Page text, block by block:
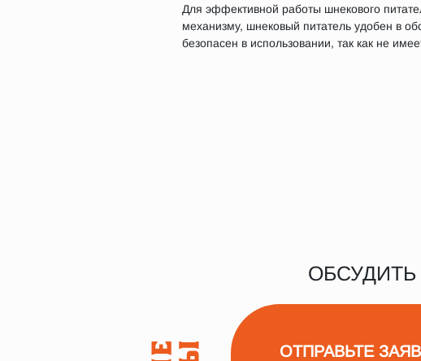
Для эффективной работы шнекового
механизму, шнековый питатель удобен в
безопасен в использовании, так как не
ОБСУДИТЬ
ОТПРАВЬТЕ